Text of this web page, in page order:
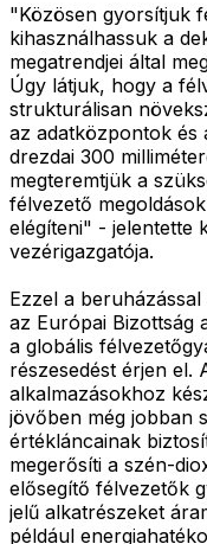
"Közösen gyorsítjuk
kihasználhassuk a
megatrendjei által
Úgy látjuk, hogy a
strukturálisan
az adatközpontok és
drezdai 300
megteremtjük a
félvezető
elégíteni" - jelentette
vezérigazgatója.
Ezzel a
az Európai Bizottság
a globális
részesedést érjen el.
alkalmazásokhoz
jövőben még jobban
értékláncainak
megerősíti a szén-
elősegítő félvezetők
jelű alkatrészeket
például